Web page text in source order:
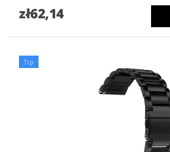
zł62,14
Tip